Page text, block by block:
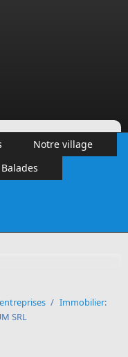
Notre village
Balades
/ Immobilier:
SRL